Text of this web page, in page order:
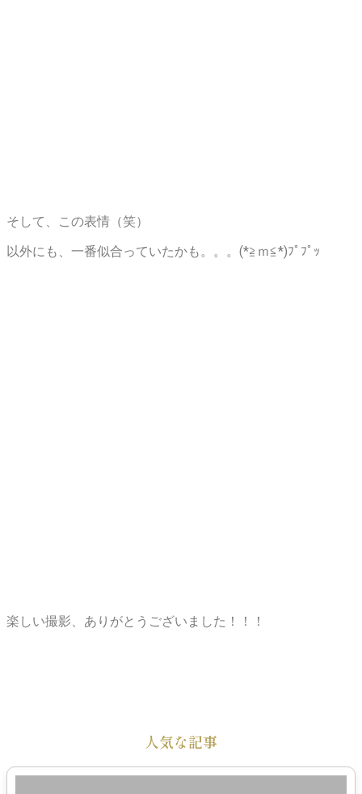
そして、この表情（笑）
以外にも、一番似合っていたかも。。。(*≧ｍ≦*)ﾌﾟﾌﾟｯ
楽しい撮影、ありがとうございました！！！
人気な記事